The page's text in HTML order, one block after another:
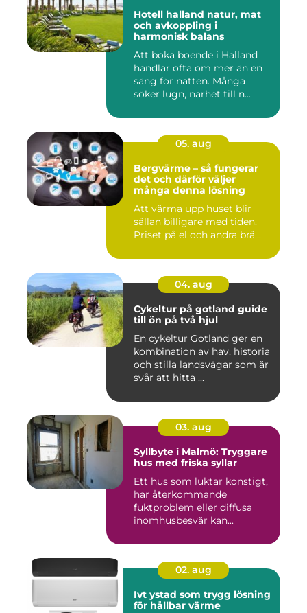
Hotell halland natur, mat
och avkoppling i
harmonisk balans
Att boka boende i Halland
handlar ofta om mer än en
säng för natten. Många
söker lugn, närhet till n...
05. aug
Bergvärme – så fungerar
det och därför väljer
många denna lösning
Att värma upp huset blir
sällan billigare med tiden.
Priset på el och andra brä...
04. aug
Cykeltur på gotland guide
till ön på två hjul
En cykeltur Gotland ger en
kombination av hav, historia
och stilla landsvägar som är
svår att hitta ...
03. aug
Syllbyte i Malmö: Tryggare
hus med friska syllar
Ett hus som luktar konstigt,
har återkommande
fuktproblem eller diffusa
inomhusbesvär kan...
02. aug
Ivt ystad som trygg lösning
för hållbar värme